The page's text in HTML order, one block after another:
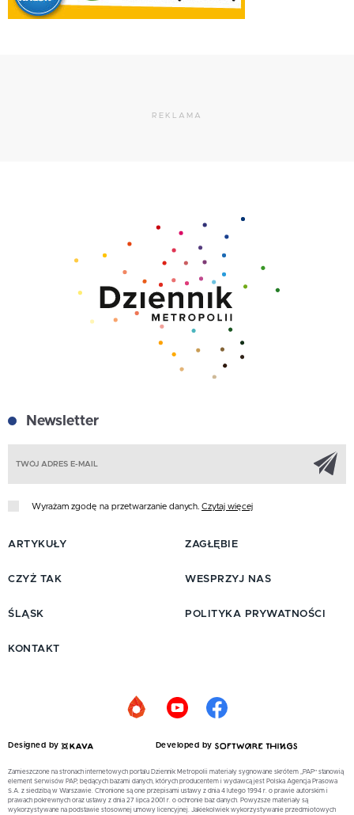
REKLAMA
Newsletter
Wyrażam zgodę na przetwarzanie danych. Czytaj więcej
ARTYKUŁY
CZYŻ TAK
ŚLĄSK
ZAGŁĘBIE
WESPRZYJ NAS
POLITYKA PRYWATNOŚCI
KONTAKT
Designed by Developed by
Zamieszczone na stronach internetowych portalu Dziennik Metropolii materiały sygnowane skrótem „PAP” stanowią
element Serwisów PAP, będących bazami danych, których producentem i wydawcą jest Polska Agencja Prasowa
S.A. z siedzibą w Warszawie. Chronione są one przepisami ustawy z dnia 4 lutego 1994 r. o prawie autorskim i
prawach pokrewnych oraz ustawy z dnia 27 lipca 2001 r. o ochronie baz danych. Powyższe materiały są
wykorzystywane na podstawie stosownej umowy licencyjnej. Jakiekolwiek wykorzystywanie przedmiotowych